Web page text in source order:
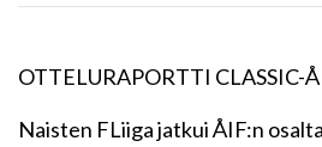
OTTELURAPORTTI CLASSIC-
Naisten FLiiga jatkui ÅIF:n